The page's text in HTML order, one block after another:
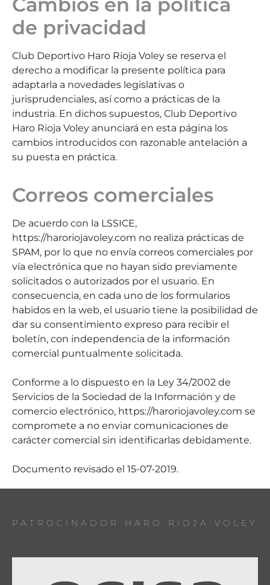
de privacidad
Club Deportivo Haro Rioja Voley se reserva el
derecho a modificar la presente política para
adaptarla a novedades legislativas o
jurisprudenciales, así como a prácticas de la
industria. En dichos supuestos, Club Deportivo
Haro Rioja Voley anunciará en esta página los
cambios introducidos con razonable antelación a
su puesta en práctica.
Correos comerciales
De acuerdo con la LSSICE,
https://haroriojavoley.com no realiza prácticas de
SPAM, por lo que no envía correos comerciales por
vía electrónica que no hayan sido previamente
solicitados o autorizados por el usuario. En
consecuencia, en cada uno de los formularios
habidos en la web, el usuario tiene la posibilidad de
dar su consentimiento expreso para recibir el
boletín, con independencia de la información
comercial puntualmente solicitada.
Conforme a lo dispuesto en la Ley 34/2002 de
Servicios de la Sociedad de la Información y de
comercio electrónico, https://haroriojavoley.com se
compromete a no enviar comunicaciones de
carácter comercial sin identificarlas debidamente.
Documento revisado el 15-07-2019.
PATROCINADOR HARO RIOJA VOLEY